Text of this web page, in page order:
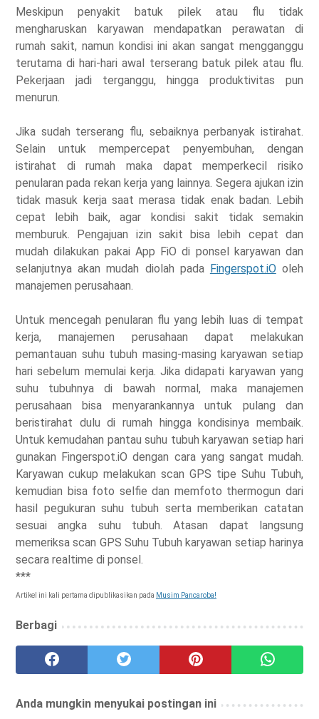
Meskipun penyakit batuk pilek atau flu tidak
mengharuskan karyawan mendapatkan perawatan di
rumah sakit, namun kondisi ini akan sangat mengganggu
terutama di hari-hari awal terserang batuk pilek atau flu.
Pekerjaan jadi terganggu, hingga produktivitas pun
menurun.
Jika sudah terserang flu, sebaiknya perbanyak istirahat.
Selain untuk mempercepat penyembuhan, dengan
istirahat di rumah maka dapat memperkecil risiko
penularan pada rekan kerja yang lainnya. Segera ajukan izin
tidak masuk kerja saat merasa tidak enak badan. Lebih
cepat lebih baik, agar kondisi sakit tidak semakin
memburuk. Pengajuan izin sakit bisa lebih cepat dan
mudah dilakukan pakai App FiO di ponsel karyawan dan
selanjutnya akan mudah diolah pada Fingerspot.iOoleh
manajemen perusahaan.
Untuk mencegah penularan flu yang lebih luas di tempat
kerja, manajemen perusahaan dapat melakukan
pemantauan suhu tubuh masing-masing karyawan setiap
hari sebelum memulai kerja. Jika didapati karyawan yang
suhu tubuhnya di bawah normal, maka manajemen
perusahaan bisa menyarankannya untuk pulang dan
beristirahat dulu di rumah hingga kondisinya membaik.
Untuk kemudahan pantau suhu tubuh karyawan setiap hari
gunakan Fingerspot.iO dengan cara yang sangat mudah.
Karyawan cukup melakukan scan GPS tipe Suhu Tubuh,
kemudian bisa foto selfie dan memfoto thermogun dari
hasil pegukuran suhu tubuh serta memberikan catatan
sesuai angka suhu tubuh. Atasan dapat langsung
memeriksa scan GPS Suhu Tubuh karyawan setiap harinya
secara realtime di ponsel.
***
Artikel ini kali pertama dipublikasikan pada Musim Pancaroba!
Berbagi
Anda mungkin menyukai postingan ini